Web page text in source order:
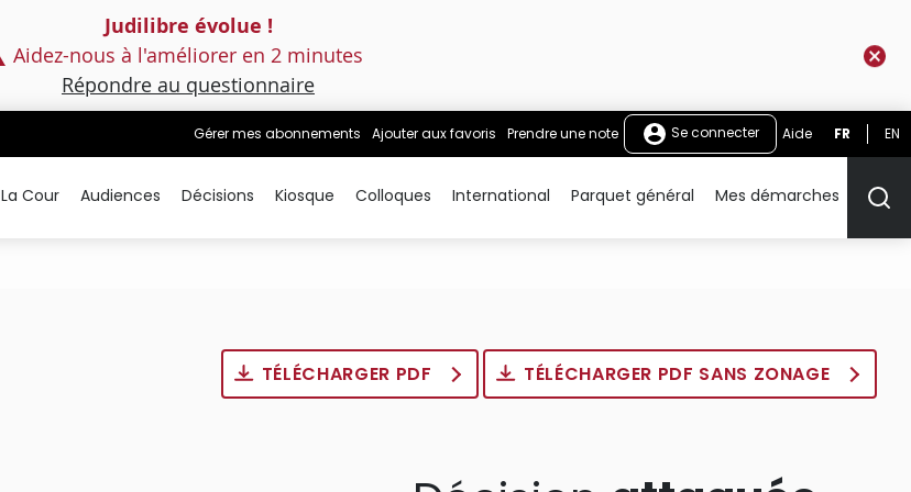
Judilibre évolue !
Aidez-nous à l'améliorer en 2 minutes
Répondre au questionnaire
Gérer mes abonnements Ajouter aux favoris Prendre une note Se connecter Aide FR EN
La Cour Audiences Décisions Kiosque Colloques International Parquet général Mes démarches
TÉLÉCHARGER PDF TÉLÉCHARGER PDF SANS ZONAGE